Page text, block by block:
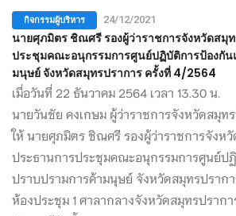
กิจกรรมผู้บริหาร 24/12/2021
นายศุภมิตร ชิณศรี รองผู้ว่าราชการจังหวัดสมุ
ประชุมคณะอนุกรรมการศูนย์ปฏิบัติการป้องกัน
มนุษย์ จังหวัดสมุทรปราการ ครั้งที่ 4/2564
เมื่อวันที่ 22 ธันวาคม 2564 เวลา 13.30 น.
นายวันชัย คงเกษม ผู้ว่าราชการจังหวัดสมุท
ให้ นายศุภมิตร ชิณศรี รองผู้ว่าราชการจังห
ประธานการประชุมคณะอนุกรรมการศูนย์ป
ปราบปรามการค้ามนุษย์ จังหวัดสมุทรปราก
ห้องประชุม 1 ศาลากลางจังหวัดสมุทรปรากา